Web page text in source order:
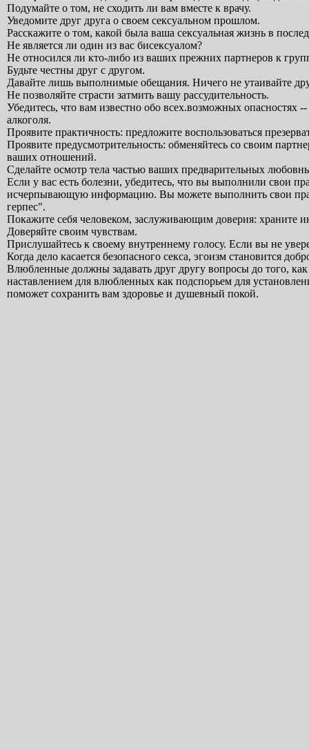
Подумайте о том, не сходить ли вам вместе к врачу.
Уведомите друг друга о своем сексуальном прошлом.
Расскажите о том, какой была ваша сексуальная жизнь в
Не является ли один из вас бисексуалом?
Не относился ли кто-либо из ваших прежних партнеров к
Будьте честны друг с другом.
Давайте лишь выполнимые обещания. Ничего не утаивайте
Не позволяйте страсти затмить вашу рассудительность.
Убедитесь, что вам известно обо всех.возможных опасностях
алкоголя.
Проявите практичность: предложите воспользоваться
Проявите предусмотрительность: обменяйтесь со своим
ваших отношений.
Сделайте осмотр тела частью ваших предварительных
Если у вас есть болезни, убедитесь, что вы выполнили свои
исчерпывающую информацию. Вы можете выполнить свои
герпес".
Покажите себя человеком, заслуживающим доверия: храните
Доверяйте своим чувствам.
Прислушайтесь к своему внутреннему голосу. Если вы не
Когда дело касается безопасного секса, эгоизм становится
Влюбленные должны задавать друг другу вопросы до того,
наставлением для влюбленных как подспорьем для
поможет сохранить вам здоровье и душевный покой.